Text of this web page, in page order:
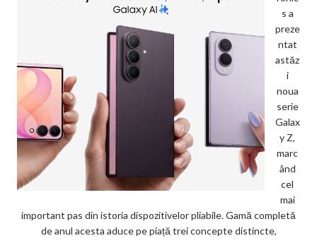
s a
preze
ntat
astăz
i
noua
serie
Galax
y Z,
marc
ând
cel
mai
important pas din istoria dispozitivelor pliabile. Gamă completă
de anul acesta aduce pe piață trei concepte distincte,